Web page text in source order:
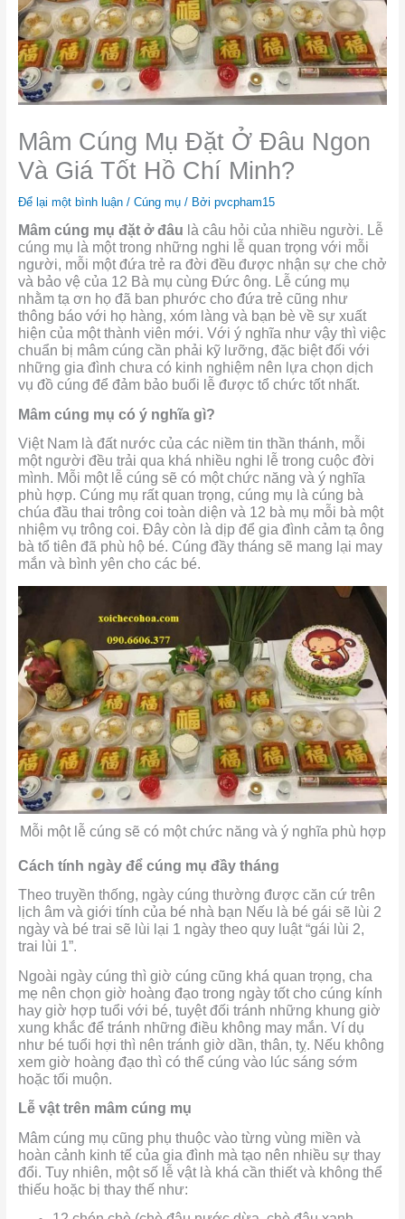
Mâm Cúng Mụ Đặt Ở Đâu Ngon
Và Giá Tốt Hồ Chí Minh?
Để lại một bình luận / Cúng mụ/ Bởi pvcpham15
Mâm cúng mụ đặt ở đâu là câu hỏi của nhiều người. Lễ
cúng mụ là một trong những nghi lễ quan trọng với mỗi
người, mỗi một đứa trẻ ra đời đều được nhận sự che chở
và bảo vệ của 12 Bà mụ cùng Đức ông. Lễ cúng mụ
nhằm tạ ơn họ đã ban phước cho đứa trẻ cũng như
thông báo với họ hàng, xóm làng và bạn bè về sự xuất
hiện của một thành viên mới. Với ý nghĩa như vậy thì việc
chuẩn bị mâm cúng cần phải kỹ lưỡng, đặc biệt đối với
những gia đình chưa có kinh nghiệm nên lựa chọn dịch
vụ đồ cúng để đảm bảo buổi lễ được tổ chức tốt nhất.
Mâm cúng mụ có ý nghĩa gì?
Việt Nam là đất nước của các niềm tin thần thánh, mỗi
một người đều trải qua khá nhiều nghi lễ trong cuộc đời
mình. Mỗi một lễ cúng sẽ có một chức năng và ý nghĩa
phù hợp. Cúng mụ rất quan trọng, cúng mụ là cúng bà
chúa đầu thai trông coi toàn diện và 12 bà mụ mỗi bà một
nhiệm vụ trông coi. Đây còn là dịp để gia đình cảm tạ ông
bà tổ tiên đã phù hộ bé. Cúng đầy tháng sẽ mang lại may
mắn và bình yên cho các bé.
Mỗi một lễ cúng sẽ có một chức năng và ý nghĩa phù hợp
Cách tính ngày để cúng mụ đầy tháng
Theo truyền thống, ngày cúng thường được căn cứ trên
lịch âm và giới tính của bé nhà bạn Nếu là bé gái sẽ lùi 2
ngày và bé trai sẽ lùi lại 1 ngày theo quy luật “gái lùi 2,
trai lùi 1”.
Ngoài ngày cúng thì giờ cúng cũng khá quan trọng, cha
mẹ nên chọn giờ hoàng đạo trong ngày tốt cho cúng kính
hay giờ hợp tuổi với bé, tuyệt đối tránh những khung giờ
xung khắc để tránh những điều không may mắn. Ví dụ
như bé tuổi hợi thì nên tránh giờ dần, thân, tỵ. Nếu không
xem giờ hoàng đạo thì có thể cúng vào lúc sáng sớm
hoặc tối muộn.
Lễ vật trên mâm cúng mụ
Mâm cúng mụ cũng phụ thuộc vào từng vùng miền và
hoàn cảnh kinh tế của gia đình mà tạo nên nhiều sự thay
đổi. Tuy nhiên, một số lễ vật là khá cần thiết và không thể
thiếu hoặc bị thay thế như: